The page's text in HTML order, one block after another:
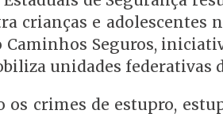
crianças e adolescentes
Caminhos Seguros,
unidades federativas
os crimes de estupro,